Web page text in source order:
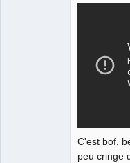
C'est bof,
peu cringe